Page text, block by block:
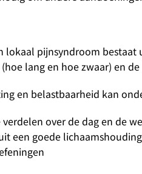
lokaal pijnsyndroom
lang en hoe zwaar) en
en belastbaarheid kan
over de dag en de
een goede lichaamshouding